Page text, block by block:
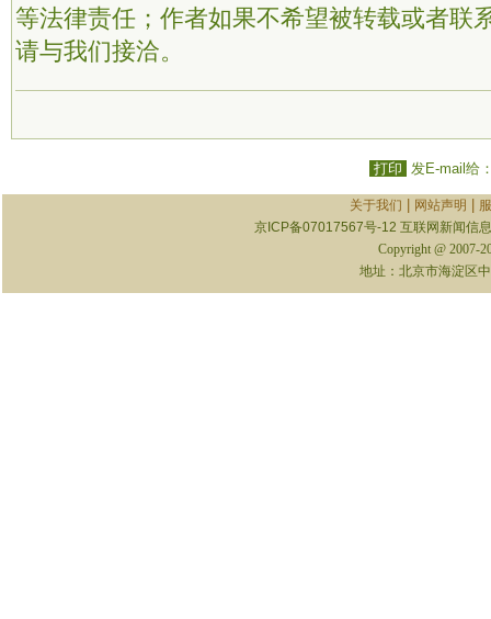
等法律责任；作者如果不希望被转载或者联
请与我们接洽。
打印 发E-mail给
关于我们 网站声明
京ICP备07017567号-12 互联网新闻信
Copyright @ 2007-
地址：北京市海淀区